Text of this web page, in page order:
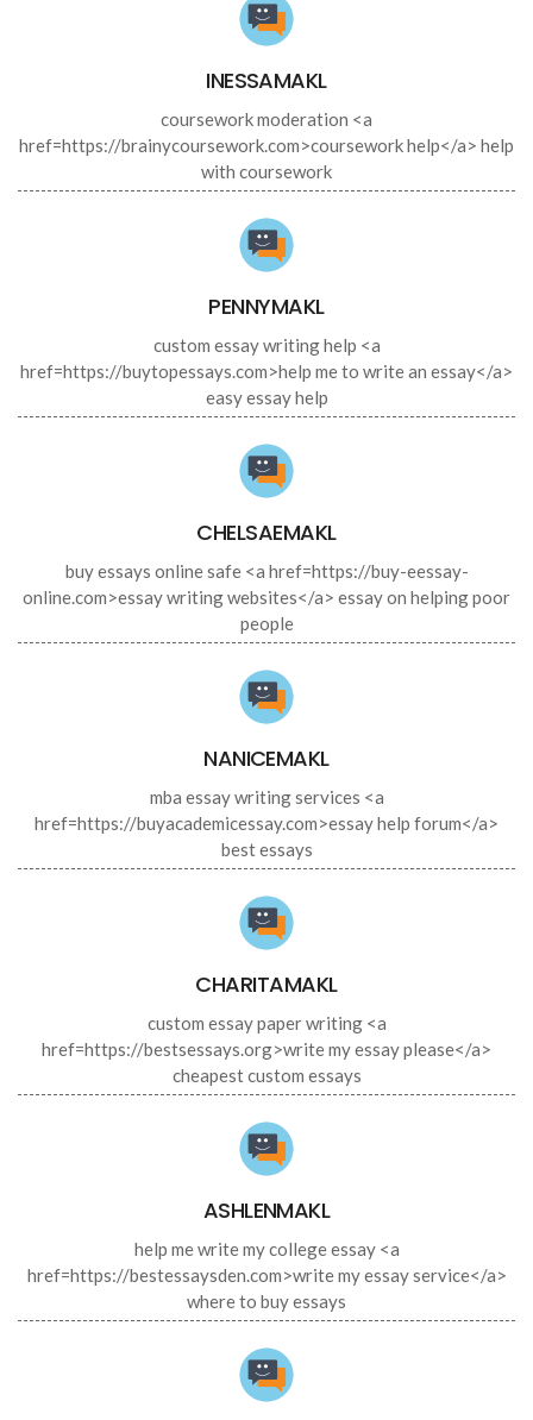
INESSAMAKL
coursework moderation <a
href=https://brainycoursework.com>coursework help</a> help
with coursework
PENNYMAKL
custom essay writing help <a
href=https://buytopessays.com>help me to write an essay</a>
easy essay help
CHELSAEMAKL
buy essays online safe <a href=https://buy-eessay-
online.com>essay writing websites</a> essay on helping poor
people
NANICEMAKL
mba essay writing services <a
href=https://buyacademicessay.com>essay help forum</a>
best essays
CHARITAMAKL
custom essay paper writing <a
href=https://bestsessays.org>write my essay please</a>
cheapest custom essays
ASHLENMAKL
help me write my college essay <a
href=https://bestessaysden.com>write my essay service</a>
where to buy essays